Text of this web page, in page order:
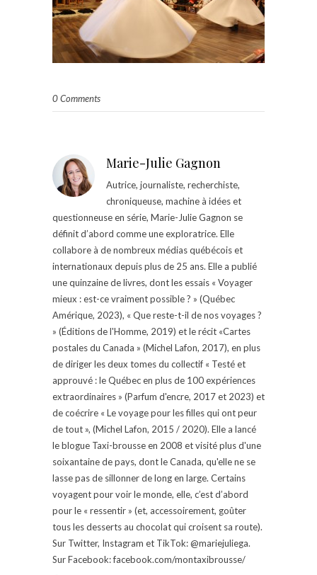
0 Comments
Marie-Julie Gagnon
Autrice, journaliste, recherchiste,
chroniqueuse, machine à idées et
questionneuse en série, Marie-Julie Gagnon se
définit d’abord comme une exploratrice. Elle
collabore à de nombreux médias québécois et
internationaux depuis plus de 25 ans. Elle a publié
une quinzaine de livres, dont les essais « Voyager
mieux : est-ce vraiment possible ? » (Québec
Amérique, 2023), « Que reste-t-il de nos voyages ?
» (Éditions de l'Homme, 2019) et le récit «Cartes
postales du Canada » (Michel Lafon, 2017), en plus
de diriger les deux tomes du collectif « Testé et
approuvé : le Québec en plus de 100 expériences
extraordinaires » (Parfum d'encre, 2017 et 2023) et
de coécrire « Le voyage pour les filles qui ont peur
de tout », (Michel Lafon, 2015 / 2020). Elle a lancé
le blogue Taxi-brousse en 2008 et visité plus d'une
soixantaine de pays, dont le Canada, qu'elle ne se
lasse pas de sillonner de long en large. Certains
voyagent pour voir le monde, elle, c’est d’abord
pour le « ressentir » (et, accessoirement, goûter
tous les desserts au chocolat qui croisent sa route).
Sur Twitter, Instagram et TikTok: @mariejuliega.
Sur Facebook: facebook.com/montaxibrousse/